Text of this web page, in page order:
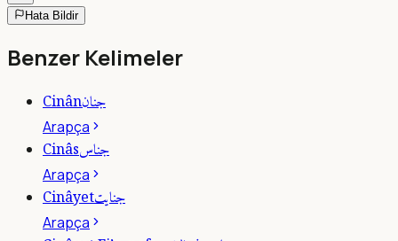
Hata Bildir
Benzer Kelimeler
Cinânجنان
Arapça
Cinâsجناس
Arapça
Cinâyetجنايت
Arapça